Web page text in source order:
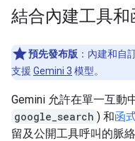
結合內建工具和
預先發布版 ：內建和自
支援 Gemini 3 模型。
Gemini 允許在單一互動
google_search ) 和函
留及公開工具呼叫的脈